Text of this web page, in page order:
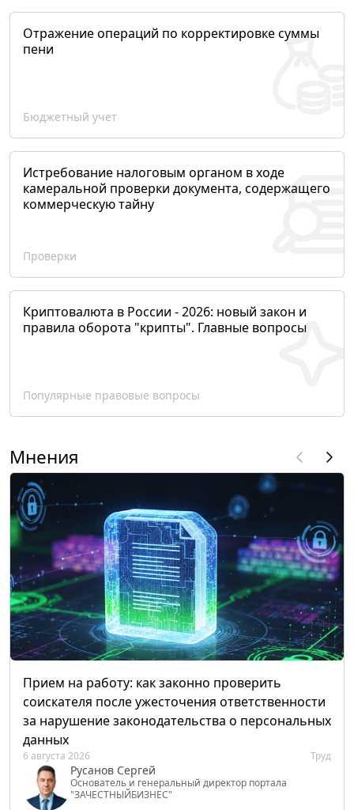
Отражение операций по корректировке суммы
пени
Бюджетный учет
Истребование налоговым органом в ходе
камеральной проверки документа, содержащего
коммерческую тайну
Проверки
Криптовалюта в России - 2026: новый закон и
правила оборота "крипты". Главные вопросы
Популярные правовые вопросы
Мнения
Прием на работу: как законно проверить
соискателя после ужесточения ответственности
за нарушение законодательства о персональных
данных
6 августа 2026 Труд
Русанов Сергей
Основатель и генеральный директор портала
"ЗАЧЕСТНЫЙБИЗНЕС"